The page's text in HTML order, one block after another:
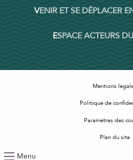
Menu
VENIR ET SE DÉPLACER
ESPACE ACTEURS
Mentions
Politique de
Paramètres des
Plan du site